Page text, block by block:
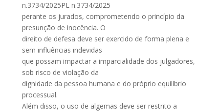
n.3734/2025PL n.3734/2025
perante os jurados, comprometendo o princípio da
presunção de inocência. O
direito de defesa deve ser exercido de forma plena e
sem influências indevidas
que possam impactar a imparcialidade dos julgadores,
sob risco de violação da
dignidade da pessoa humana e do próprio equilíbrio
processual.
Além disso, o uso de algemas deve ser restrito a